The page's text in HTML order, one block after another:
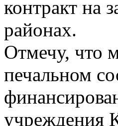
контракт на
районах.
Отмечу, что
печальном
учреждения